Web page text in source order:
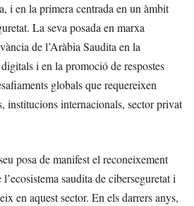
i en la primera centrada en un àmbit
La seva posada en marxa
de l’Aràbia Saudita en la
i en la promoció de respostes
globals que requereixen
institucions internacionals, sector privat
posa de manifest el reconeixement
saudita de ciberseguretat i
en aquest sector. En els darrers anys,